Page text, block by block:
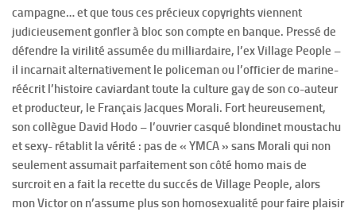
campagne… et que tous ces précieux copyrights viennent
judicieusement gonfler à bloc son compte en banque. Pressé de
défendre la virilité assumée du milliardaire, l’ex Village People –
il incarnait alternativement le policeman ou l’officier de marine-
réécrit l’histoire caviardant toute la culture gay de son co-auteur
et producteur, le Français Jacques Morali. Fort heureusement,
son collègue David Hodo – l’ouvrier casqué blondinet moustachu
et sexy- rétablit la vérité : pas de « YMCA » sans Morali qui non
seulement assumait parfaitement son côté homo mais de
surcroit en a fait la recette du succés de Village People, alors
mon Victor on n’assume plus son homosexualité pour faire plaisir